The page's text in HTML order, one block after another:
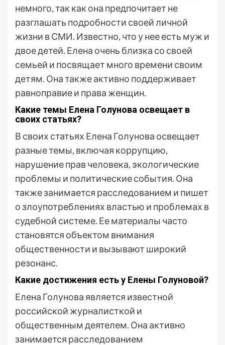
немного, так как она предпочитает не
разглашать подробности своей личной
жизни в СМИ. Известно, что у нее есть муж и
двое детей. Елена очень близка со своей
семьей и посвящает много времени своим
детям. Она также активно поддерживает
равноправие и права женщин.
Какие темы Елена Голунова освещает в
своих статьях?
В своих статьях Елена Голунова освещает
разные темы, включая коррупцию,
нарушение прав человека, экологические
проблемы и политические события. Она
также занимается расследованием и пишет
о злоупотреблениях властью и проблемах в
судебной системе. Ее материалы часто
становятся объектом внимания
общественности и вызывают широкий
резонанс.
Какие достижения есть у Елены Голуновой?
Елена Голунова является известной
российской журналисткой и
общественным деятелем. Она активно
занимается расследованием